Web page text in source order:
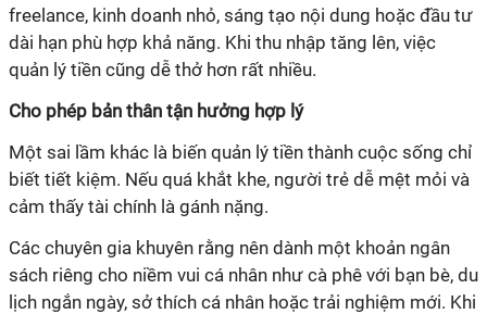
freelance, kinh doanh nhỏ, sáng tạo nội dung hoặc đầu tư
dài hạn phù hợp khả năng. Khi thu nhập tăng lên, việc
quản lý tiền cũng dễ thở hơn rất nhiều.
Cho phép bản thân tận hưởng hợp lý
Một sai lầm khác là biến quản lý tiền thành cuộc sống chỉ
biết tiết kiệm. Nếu quá khắt khe, người trẻ dễ mệt mỏi và
cảm thấy tài chính là gánh nặng.
Các chuyên gia khuyên rằng nên dành một khoản ngân
sách riêng cho niềm vui cá nhân như cà phê với bạn bè, du
lịch ngắn ngày, sở thích cá nhân hoặc trải nghiệm mới. Khi